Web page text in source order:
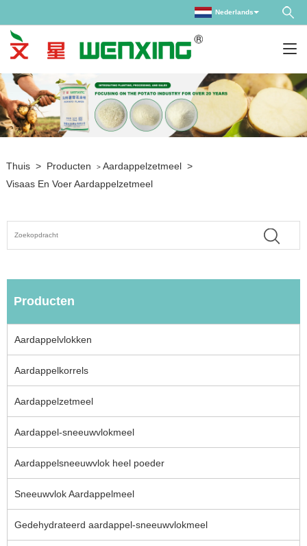
Nederlands
Thuis > Producten > Aardappelzetmeel >
Visaas En Voer Aardappelzetmeel
Producten
Aardappelvlokken
Aardappelkorrels
Aardappelzetmeel
Aardappel-sneeuwvlokmeel
Aardappelsneeuwvlok heel poeder
Sneeuwvlok Aardappelmeel
Gedehydrateerd aardappel-sneeuwvlokmeel